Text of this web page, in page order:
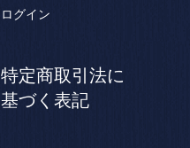
ログイン
特定商取引法に
基づく表記